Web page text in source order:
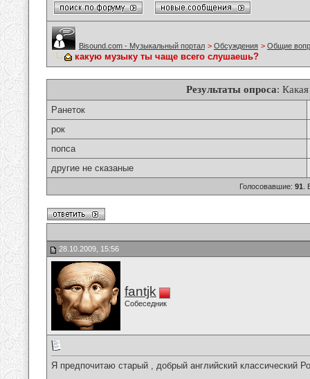
Bisound.com - Музыкальный портал > Обсуждения > Общие
какую музыку ты чаще всего слушаешь?
Результаты опроса:
Ранеток
рок
попса
другие не сказаные
Голосовавшие: 91 .
28.10.2009, 15:56
fantjk
Собеседник
Я предпочитаю старый , добрый английский классический